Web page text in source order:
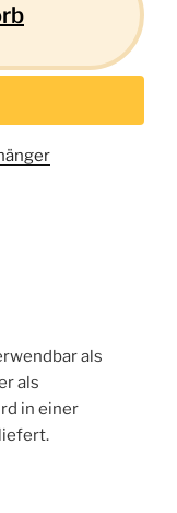
als
als
in einer